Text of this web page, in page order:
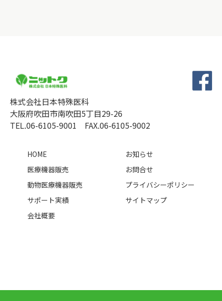
株式会社日本特殊医科
大阪府吹田市南吹田5丁目29-26
TEL.06-6105-9001 FAX.06-6105-9002
HOME
医療機器販売
動物医療機器販売
サポート実績
会社概要
お知らせ
お問合せ
プライバシーポリシー
サイトマップ